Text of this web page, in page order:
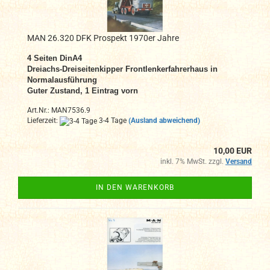
MAN 26.320 DFK Prospekt 1970er Jahre
4 Seiten DinA4
Dreiachs-Dreiseitenkipper Frontlenkerfahrerhaus in
Normalausführung
Guter Zustand, 1 Eintrag vorn
Art.Nr.: MAN7536.9
Lieferzeit:
3-4 Tage (Ausland abweichend)
10,00 EUR
inkl. 7% MwSt. zzgl. Versand
IN DEN WARENKORB